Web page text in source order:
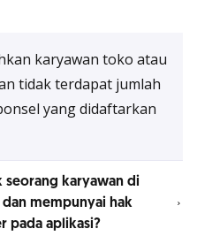
karyawan toko atau
tidak terdapat jumlah
yang didaftarkan
seorang karyawan di
mempunyai hak
pada aplikasi?